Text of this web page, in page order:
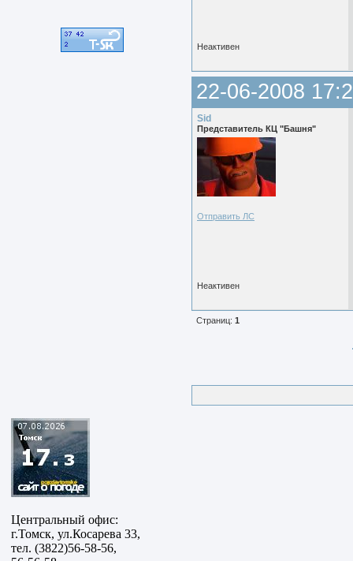
Неактивен
22-06-2008
Sid
Представитель КЦ "Башня"
Отправить ЛС
Неактивен
Страниц: 1
Центральный офис:
г.Томск, ул.Косарева 33,
тел. (3822)56-58-56,